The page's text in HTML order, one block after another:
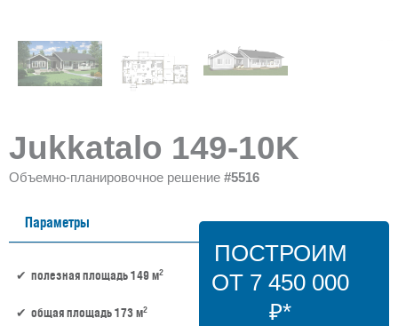
Jukkatalo 149-10K
Объемно-планировочное решение #5516
Параметры
полезная площадь 149 м2
общая площадь 173 м2
ПОСТРОИМ
ОТ 7 450 000
₽*